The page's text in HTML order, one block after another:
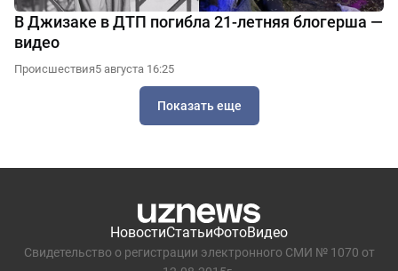
В Джизаке в ДТП погибла 21-летняя блогерша —
видео
Происшествия5 августа 16:25
Показать еще
НовостиСтатьиФотоВидео
Свидетельство о регистрации электронного СМИ № 1070 от